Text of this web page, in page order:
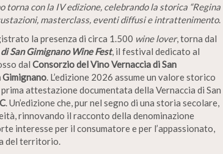
con la IV edizione, celebrando la storica “Regina
masterclass, eventi diffusi e intrattenimento.
la presenza di circa 1.500 wine lover, torna dal
San Gimignano Wine Fest, il festival dedicato al
dal Consorzio del Vino Vernaccia di San
Gimignano. L’edizione 2026 assume un valore storico
attestazione documentata della Vernaccia di San
. Un’edizione che, pur nel segno di una storia secolare,
rinnovando il racconto della denominazione
interesse per il consumatore e per l’appassionato,
del territorio.